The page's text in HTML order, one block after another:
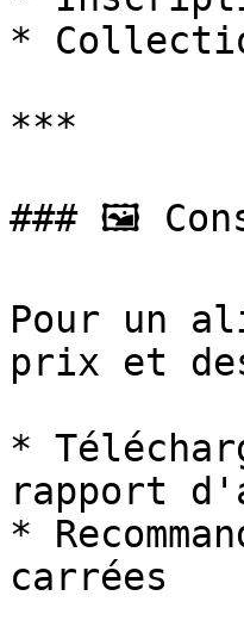
*
***
### 🖼
Pour un
prix et
*
rapport
*
carrées